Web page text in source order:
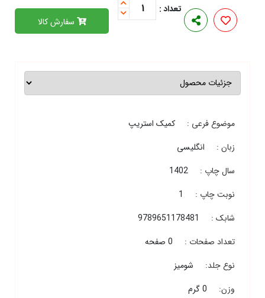
تعداد : 1
سفارش کالا
موضوع فرعی : کمیک استریپ
زبان : انگلیسی
سال چاپ : 1402
نوبت چاپ : 1
شابک : 9789651178481
تعداد صفحات : 0 صفحه
نوع جلد: شومیز
وزن: 0 گرم